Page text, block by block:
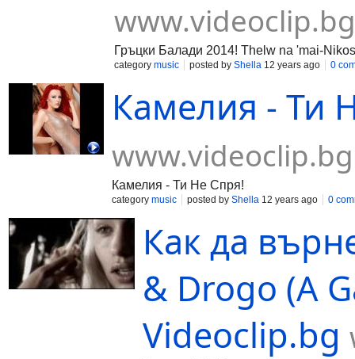
www.videoclip.bg
Гръцки Балади 2014! Thelw na 'mai-
category music posted by Shella 12 years ago 0
Камелия - Ти
www.videoclip.bg
Камелия - Ти Не Спря!
category music posted by Shella 12 years ago 0
Как да
& Drogo (A
Videoclip.bg